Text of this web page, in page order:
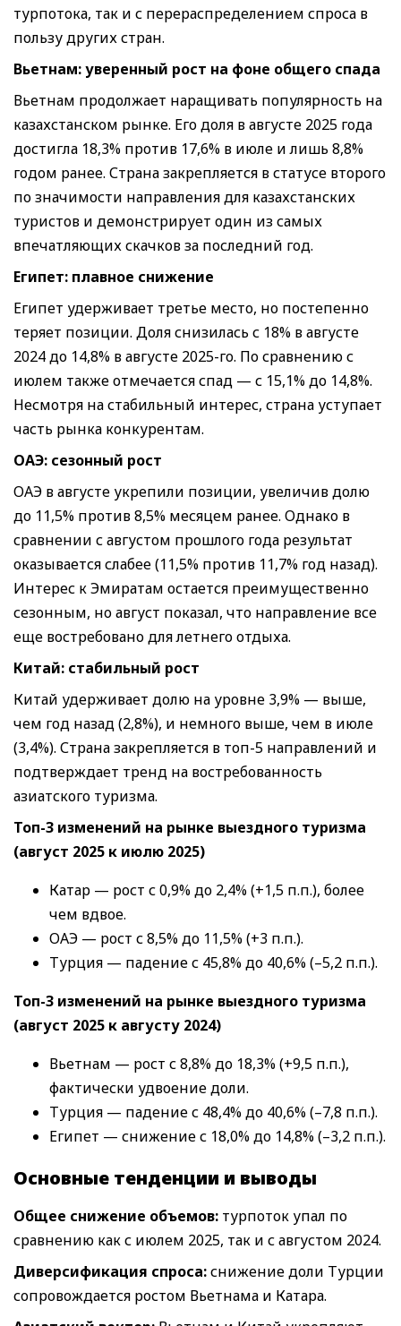
турпотока, так и с перераспределением спроса в
пользу других стран.
Вьетнам:уверенный рост на фоне общего спада
Вьетнам продолжает наращивать популярность на
казахстанском рынке. Его доля в августе 2025 года
достигла 18,3% против 17,6% в июле и лишь 8,8%
годом ранее. Страна закрепляется в статусе второго
по значимости направления для казахстанских
туристов и демонстрирует один из самых
впечатляющих скачков за последний год.
Египет: плавное снижение
Египет удерживает третье место, но постепенно
теряет позиции. Доля снизилась с 18% в августе
2024 до 14,8% в августе 2025-го. По сравнению с
июлем также отмечается спад — с 15,1% до 14,8%.
Несмотря на стабильный интерес, страна уступает
часть рынка конкурентам.
ОАЭ: сезонный рост
ОАЭ в августе укрепили позиции, увеличив долю
до 11,5% против 8,5% месяцем ранее. Однако в
сравнении с августом прошлого года результат
оказывается слабее (11,5% против 11,7% год назад).
Интерес к Эмиратам остается преимущественно
сезонным, но август показал, что направление все
еще востребовано для летнего отдыха.
Китай: стабильный рост
Китай удерживает долю на уровне 3,9% — выше,
чем год назад (2,8%), и немного выше, чем в июле
(3,4%). Страна закрепляется в топ-5 направлений и
подтверждает тренд на востребованность
азиатского туризма.
Топ-3 изменений на рынке выездного туризма
(август 2025 к июлю 2025)
Катар — рост с 0,9% до 2,4% (+1,5 п.п.), более
чем вдвое.
ОАЭ — рост с 8,5% до 11,5% (+3 п.п.).
Турция — падение с 45,8% до 40,6% (–5,2 п.п.).
Топ-3 изменений на рынке выездного туризма
(август 2025 к августу 2024)
Вьетнам — рост с 8,8% до 18,3% (+9,5 п.п.),
фактически удвоение доли.
Турция — падение с 48,4% до 40,6% (–7,8 п.п.).
Египет — снижение с 18,0% до 14,8% (–3,2 п.п.).
Основные тенденции и выводы
Общее снижение объемов: турпоток упал по
сравнению как с июлем 2025, так и с августом 2024.
Диверсификация спроса:снижение доли Турции
сопровождается ростом Вьетнама и Катара.